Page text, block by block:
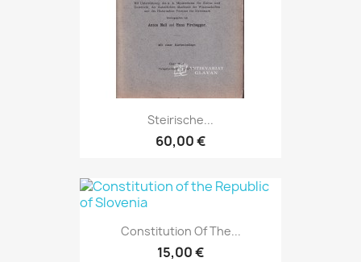
Steirische...
60,00 €
Constitution Of The...
15,00 €